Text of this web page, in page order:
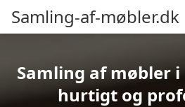
Samling-af-møbler.dk
Samling af møbler
hurtigt og